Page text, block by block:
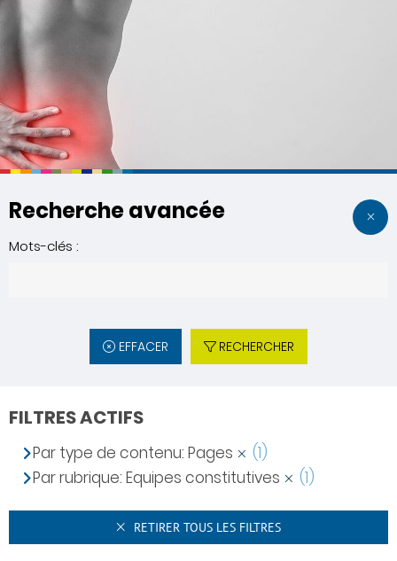
Recherche avancée
Mots-clés :
EFFACER RECHERCHER
FILTRES ACTIFS
Par type de contenu: Pages
(1)
Par rubrique: Equipes constitutives
(1)
RETIRER TOUS LES FILTRES